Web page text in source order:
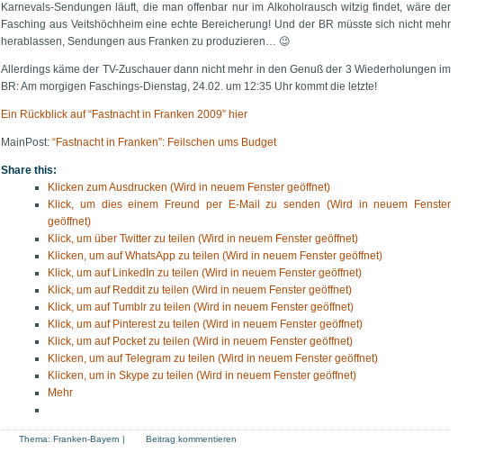
Karnevals-Sendungen läuft, die man offenbar nur im Alkoholrausch witzig findet, wäre der
Fasching aus Veitshöchheim eine echte Bereicherung! Und der BR müsste sich nicht mehr
herablassen, Sendungen aus Franken zu produzieren… 😉
Allerdings käme der TV-Zuschauer dann nicht mehr in den Genuß der 3 Wiederholungen im
BR: Am morgigen Faschings-Dienstag, 24.02. um 12:35 Uhr kommt die letzte!
Ein Rückblick auf “Fastnacht in Franken 2009” hier
MainPost: “Fastnacht in Franken”: Feilschen ums Budget
Share this:
Klicken zum Ausdrucken (Wird in neuem Fenster geöffnet)
Klick, um dies einem Freund per E-Mail zu senden (Wird in neuem Fenster
geöffnet)
Klick, um über Twitter zu teilen (Wird in neuem Fenster geöffnet)
Klicken, um auf WhatsApp zu teilen (Wird in neuem Fenster geöffnet)
Klick, um auf LinkedIn zu teilen (Wird in neuem Fenster geöffnet)
Klick, um auf Reddit zu teilen (Wird in neuem Fenster geöffnet)
Klick, um auf Tumblr zu teilen (Wird in neuem Fenster geöffnet)
Klick, um auf Pinterest zu teilen (Wird in neuem Fenster geöffnet)
Klick, um auf Pocket zu teilen (Wird in neuem Fenster geöffnet)
Klicken, um auf Telegram zu teilen (Wird in neuem Fenster geöffnet)
Klicken, um in Skype zu teilen (Wird in neuem Fenster geöffnet)
Mehr
Thema: Franken-Bayern | Beitrag kommentieren